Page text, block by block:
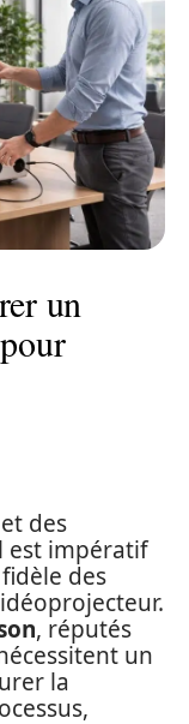
un
des
est impératif
des
, réputés
un
la